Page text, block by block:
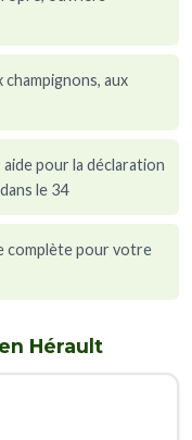
aux
pour la déclaration
le 34
complète pour votre
Hérault